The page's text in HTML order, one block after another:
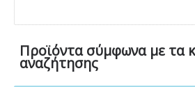
Προϊόντα σύμφωνα με τα
αναζήτησης